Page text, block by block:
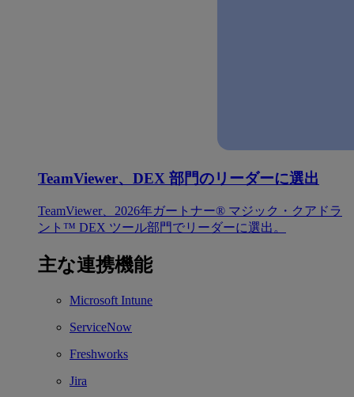
TeamViewer、DEX 部門のリーダーに選出
TeamViewer、2026年ガートナー® マジック・クアドラ
ント™ DEX ツール部門でリーダーに選出。
主な連携機能
Microsoft Intune
ServiceNow
Freshworks
Jira